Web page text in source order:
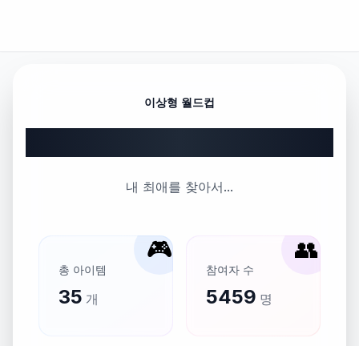
이상형 월드컵
내 최애를 찾아서...
🎮
총 아이템
35 개
👥
참여자 수
5459 명